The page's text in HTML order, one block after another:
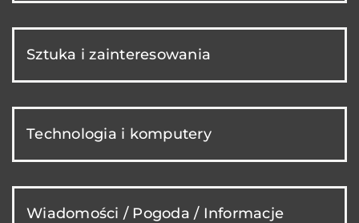
Sztuka i zainteresowania
Technologia i komputery
Wiadomości / Pogoda / Informacje